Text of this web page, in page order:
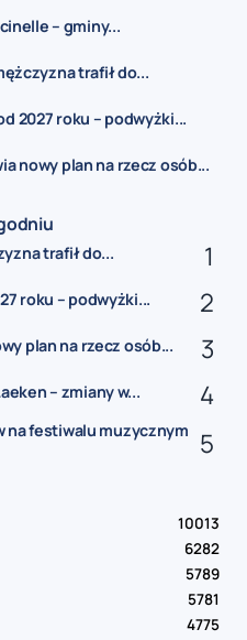
– gminy...
trafił do...
2027 roku – podwyżki...
nowy plan na rzecz osób...
trafił do...
roku – podwyżki...
plan na rzecz osób...
– zmiany w...
na festiwalu muzycznym
10013
6282
5789
5781
4775